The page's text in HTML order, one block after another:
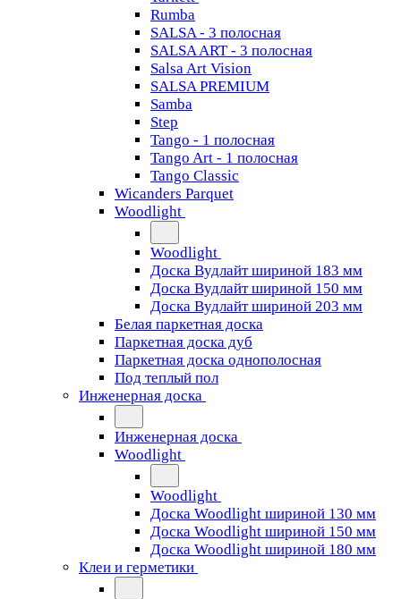
Rumba
SALSA - 3 полосная
SALSA ART - 3 полосная
Salsa Art Vision
SALSA PREMIUM
Samba
Step
Tango - 1 полосная
Tango Art - 1 полосная
Tango Classiс
Wicanders Parquet
Woodlight
Woodlight
Доска Вудлайт шириной 183 мм
Доска Вудлайт шириной 150 мм
Доска Вудлайт шириной 203 мм
Белая паркетная доска
Паркетная доска дуб
Паркетная доска однополосная
Под теплый пол
Инженерная доска
Инженерная доска
Woodlight
Woodlight
Доска Woodlight шириной 130 мм
Доска Woodlight шириной 150 мм
Доска Woodlight шириной 180 мм
Клеи и герметики